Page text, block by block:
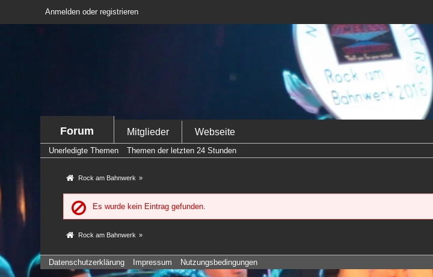
Anmelden oder registrieren
Forum Mitglieder Webseite
Unerledigte Themen Themen der letzten 24 Stunden
Rock am Bahnwerk »
Es wurde kein Eintrag gefunden.
Rock am Bahnwerk »
Datenschutzerklärung Impressum Nutzungsbedingungen